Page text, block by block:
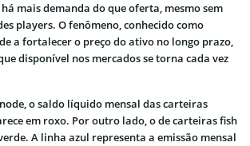
mais demanda do que oferta, mesmo sem
players. O fenômeno, conhecido como
a fortalecer o preço do ativo no longo prazo,
disponível nos mercados se torna cada vez
o saldo líquido mensal das carteiras
em roxo. Por outro lado, o de carteiras fish
A linha azul representa a emissão mensal